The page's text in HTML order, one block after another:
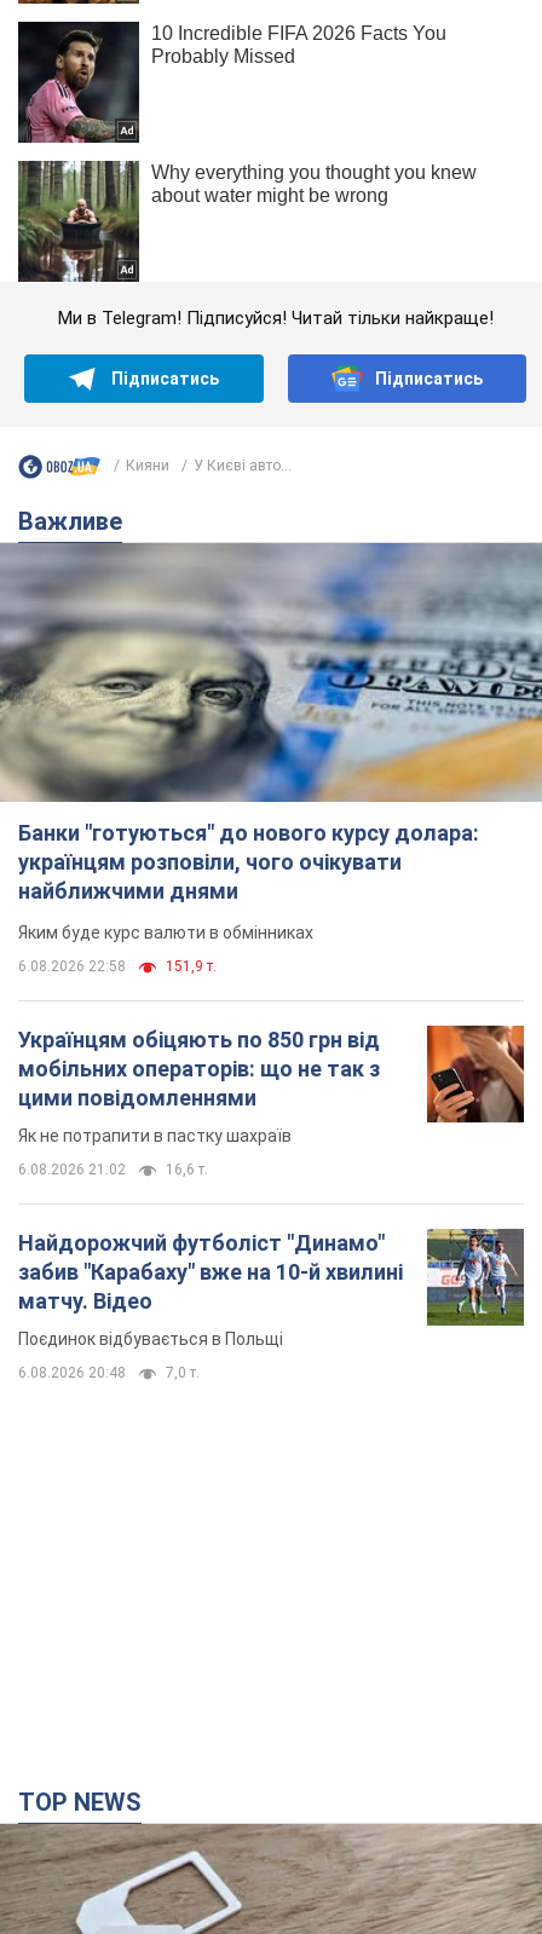
Ми в Telegram! Підписуйся! Читай тільки найкраще!
Підписатись Підписатись
Кияни У Києві авто...
Важливе
Банки "готуються" до нового курсу долара:
українцям розповіли, чого очікувати
найближчими днями
Яким буде курс валюти в обмінниках
6.08.2026 22:58 151,9 т.
Українцям обіцяють по 850 грн від
мобільних операторів: що не так з
цими повідомленнями
Як не потрапити в пастку шахраїв
6.08.2026 21:02 16,6 т.
Найдорожчий футболіст "Динамо"
забив "Карабаху" вже на 10-й хвилині
матчу. Відео
Поєдинок відбувається в Польщі
6.08.2026 20:48 7,0 т.
TOP NEWS